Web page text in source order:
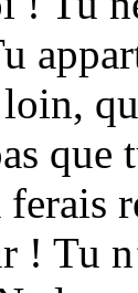
que
ferais
! Tu